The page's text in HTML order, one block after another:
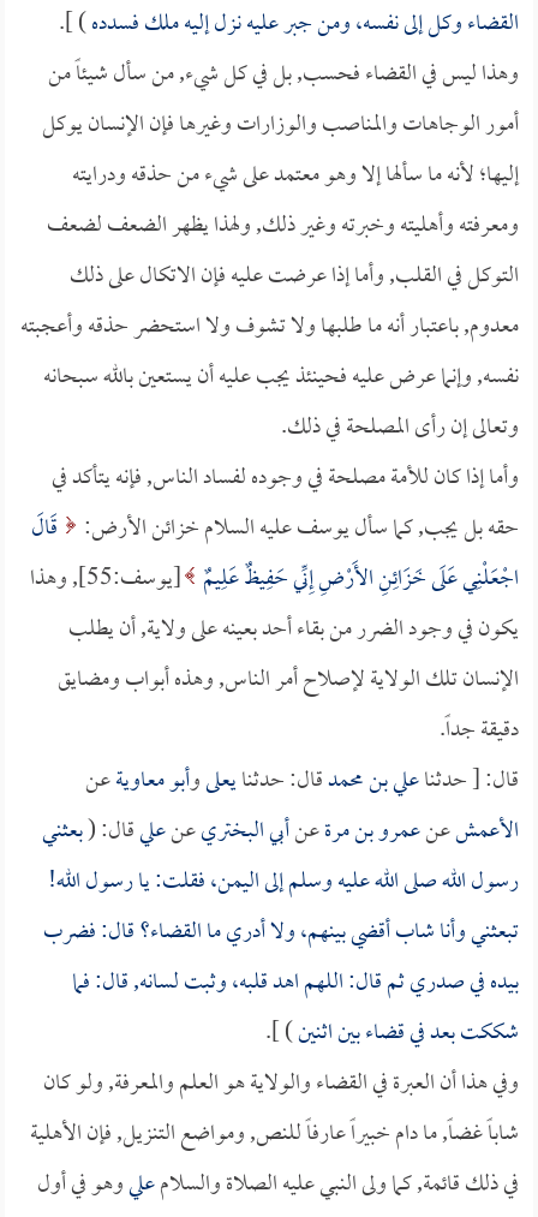
القضاء وكل إلى نفسه، ومن جبر عليه نزل إليه ملك فسدده) ].
وهذا ليس في القضاء فحسب, بل في كل شيء, من سأل شيئاً من
أمور الوجاهات والمناصب والوزارات وغيرها فإن الإنسان يوكل
إليها؛ لأنه ما سألها إلا وهو معتمد على شيء من حذقه ودرايته
ومعرفته وأهليته وخبرته وغير ذلك, ولهذا يظهر الضعف لضعف
التوكل في القلب, وأما إذا عرضت عليه فإن الاتكال على ذلك
معدوم, باعتبار أنه ما طلبها ولا تشوف ولا استحضر حذقه وأعجبته
نفسه, وإنما عرض عليه فحينئذ يجب عليه أن يستعين بالله سبحانه
وتعالى إن رأى المصلحة في ذلك.
وأما إذا كان للأمة مصلحة في وجوده لفساد الناس, فإنه يتأكد في
حقه بل يجب, كما سأل يوسف عليه السلام خزائن الأرض:
قَالَ
اجْعَلْنِي عَلَى خَزَائِنِ الأَرْضِ إِنِّي حَفِيظٌ عَلِيمٌ
[يوسف:55], وهذا
يكون في وجود الضرر من بقاء أحد بعينه على ولاية, أن يطلب
الإنسان تلك الولاية لإصلاح أمر الناس, وهذه أبواب ومضايق
دقيقة جداً.
قال: [ حدثناعلي بن محمدقال: حدثنايعلىوأبو معاويةعن
الأعمشعنعمرو بن مرةعنأبي البختريعنعليقال: (بعثني
رسول الله صلى الله عليه وسلم إلى اليمن، فقلت: يا رسول الله!
تبعثني وأنا شاب أقضي بينهم، ولا أدري ما القضاء؟ قال: فضرب
بيده في صدري ثم قال: اللهم اهد قلبه، وثبت لسانه, قال: فما
شككت بعد في قضاء بين اثنين) ].
وفي هذا أن العبرة في القضاء والولاية هو العلم والمعرفة, ولو كان
شاباً غضاً, ما دام خبيراً عارفاً للنص, ومواضع التنزيل, فإن الأهلية
في ذلك قائمة, كما ولى النبي عليه الصلاة والسلامعليوهو في أول